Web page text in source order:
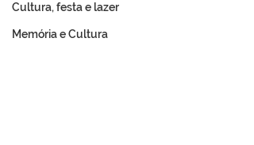
Cultura, festa e lazer
Memória e Cultura